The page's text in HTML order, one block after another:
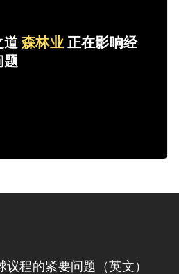
道 森林业 正在影响经
题
程的紧要问题（英文）